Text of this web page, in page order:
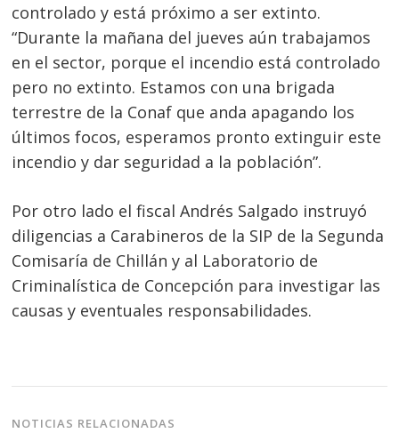
controlado y está próximo a ser extinto.
“Durante la mañana del jueves aún trabajamos
en el sector, porque el incendio está controlado
pero no extinto. Estamos con una brigada
terrestre de la Conaf que anda apagando los
últimos focos, esperamos pronto extinguir este
incendio y dar seguridad a la población”.
Por otro lado el fiscal Andrés Salgado instruyó
diligencias a Carabineros de la SIP de la Segunda
Comisaría de Chillán y al Laboratorio de
Criminalística de Concepción para investigar las
causas y eventuales responsabilidades.
NOTICIAS RELACIONADAS